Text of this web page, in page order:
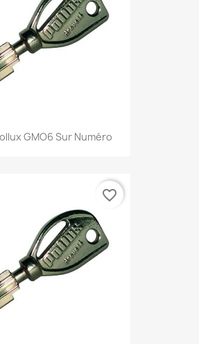
GMO6 Sur Numéro
favorite_border